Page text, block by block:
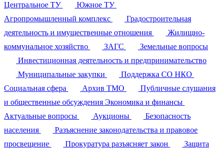
Центральное ТУ
Южное ТУ
Агропромышленный комплекс
Градостроительная
деятельность и имущественные отношения
Жилищно-
коммунальное хозяйство
ЗАГС
Земельные вопросы
Инвестиционная деятельность и предпринимательство
Муниципальные закупки
Поддержка СО НКО
Социальная сфера
Архив ТМО
Публичные слушания
и общественные обсуждения Экономика и финансы
Актуальные вопросы
Аукционы
Безопасность
населения
Разъяснение законодательства и правовое
просвещение
Прокуратура разъясняет закон
Защита